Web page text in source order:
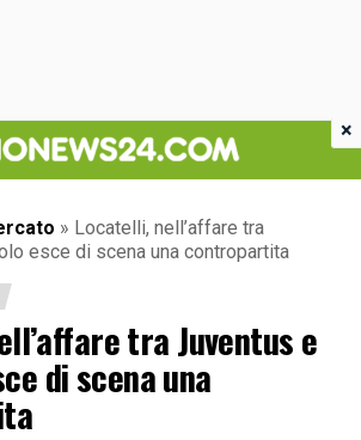
» Locatelli, nell’affare tra
esce di scena una contropartita
tra Juventus e
di scena una
×